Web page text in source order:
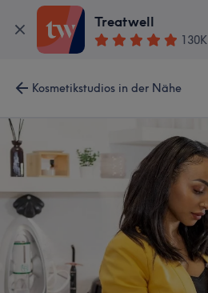
Treatwell
130K
Kosmetikstudios in der Nähe